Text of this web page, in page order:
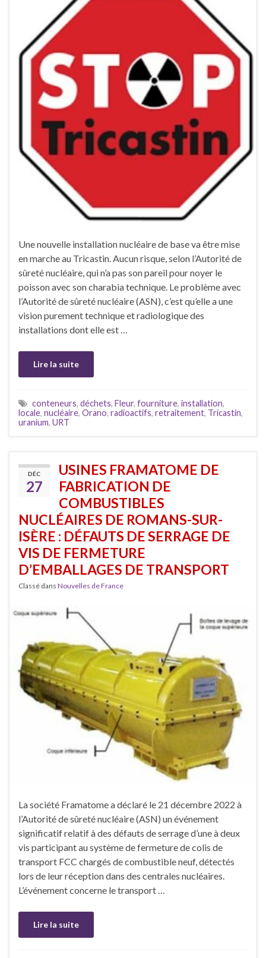
Une nouvelle installation nucléaire de base va être mise
en marche au Tricastin. Aucun risque, selon l’Autorité de
sûreté nucléaire, qui n’a pas son pareil pour noyer le
poisson avec son charabia technique. Le problème avec
l’Autorité de sûreté nucléaire (ASN), c’est qu’elle a une
vision purement technique et radiologique des
installations dont elle est …
Lire la suite
conteneurs, déchets, Fleur, fourniture, installation,
locale, nucléaire, Orano, radioactifs, retraitement, Tricastin,
uranium, URT
DÉC
27
USINES FRAMATOME DE
FABRICATION DE
COMBUSTIBLES
NUCLÉAIRES DE ROMANS-SUR-
ISÈRE : DÉFAUTS DE SERRAGE DE
VIS DE FERMETURE
D’EMBALLAGES DE TRANSPORT
Classé dans Nouvelles de France
La société Framatome a déclaré le 21 décembre 2022 à
l’Autorité de sûreté nucléaire (ASN) un événement
significatif relatif à des défauts de serrage d’une à deux
vis participant au système de fermeture de colis de
transport FCC chargés de combustible neuf, détectés
lors de leur réception dans des centrales nucléaires.
L’événement concerne le transport …
Lire la suite